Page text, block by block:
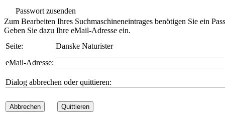
Passwort zusenden
Zum Bearbeiten Ihres Suchmaschineneintrages benötigen Sie ein
Geben Sie dazu Ihre eMail-Adresse ein.
Seite:
Danske Naturister
eMail-Adresse:
Dialog abbrechen oder quittieren:
Abbrechen Quittieren